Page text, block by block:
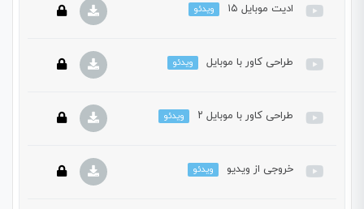
این بخش خصوصی می باشد. برای دسترسی کامل به دروس این
ادیت موبایل ۱۵ ویدئو
این بخش خصوصی می باشد. برای دسترسی کامل به دروس این
طراحی کاور با موبایل ویدئو
این بخش خصوصی می باشد. برای دسترسی کامل به دروس این
طراحی کاور با موبایل ۲ ویدئو
این بخش خصوصی می باشد. برای دسترسی کامل به دروس این
خروجی از ویدیو ویدئو